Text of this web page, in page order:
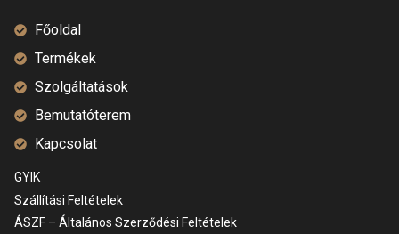
Főoldal
Termékek
Szolgáltatások
Bemutatóterem
Kapcsolat
GYIK
Szállítási Feltételek
ÁSZF – Általános Szerződési Feltételek